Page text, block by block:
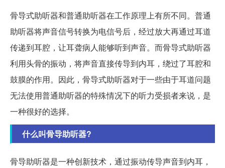
骨导式助听器和普通助听器在工作原理上有所不同。普通
助听器将声音信号转换为电信号后，经过放大再通过耳道
传递到耳腔，让耳聋病人能够听到声音。而骨导式助听器
利用头骨的振动，将声音直接传导到内耳，绕过了耳腔和
鼓膜的作用。因此，骨导式助听器对于一些由于耳道问题
无法使用普通助听器的特殊情况下的听力受损者来说，是
一种很好的选择。
什么叫骨导助听器?
骨导助听器是一种创新技术，通过振动传导声音到内耳，